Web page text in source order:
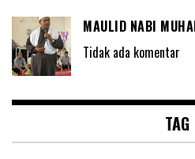
MAULID NABI
Tidak ada komentar
TAG